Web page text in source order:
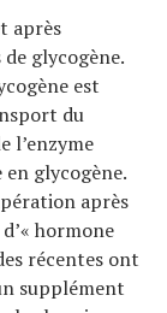
après
glycogène.
est
du
l’enzyme
glycogène.
après
hormone
récentes ont
supplément